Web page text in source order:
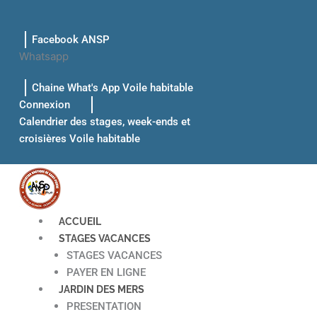
contenuFacebook ANSP
Whatsapp
Chaine What's App Voile habitable
Connexion
Calendrier des stages, week-ends et
croisières Voile habitable
ACCUEIL
STAGES VACANCES
STAGES VACANCES
PAYER EN LIGNE
JARDIN DES MERS
PRESENTATION